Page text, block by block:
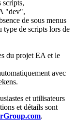
scripts,
"dev",
de sous menus
type de scripts lors de
du projet EA et le
avec
et utilisateurs
et détails sont
.